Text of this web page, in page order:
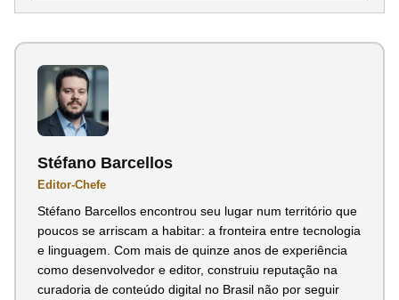
Stéfano Barcellos
Editor-Chefe
Stéfano Barcellos encontrou seu lugar num território que
poucos se arriscam a habitar: a fronteira entre tecnologia
e linguagem. Com mais de quinze anos de experiência
como desenvolvedor e editor, construiu reputação na
curadoria de conteúdo digital no Brasil não por seguir